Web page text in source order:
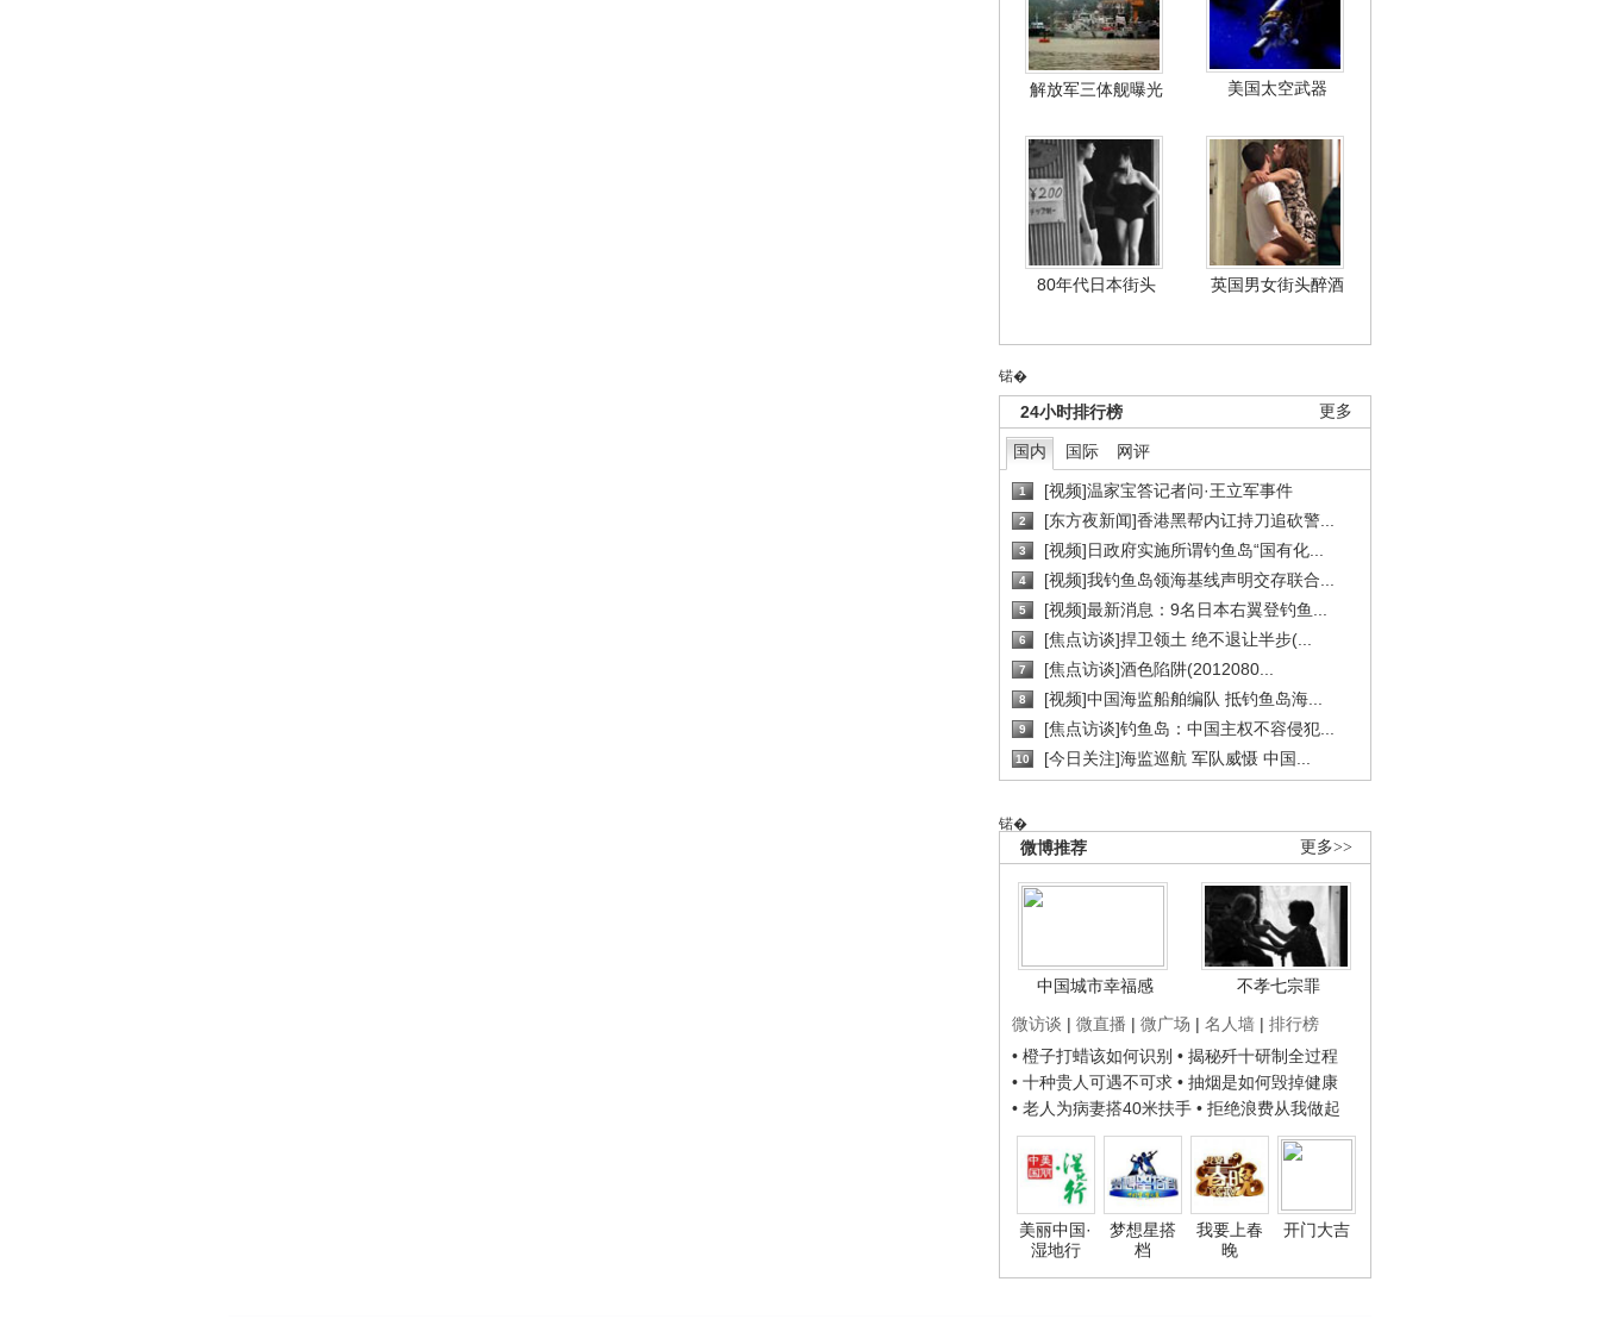
解放军三体舰曝光 美国太空武器
80年代日本街头 英国男女街头醉酒
锘�
更多
24小时排行榜
国内 国际 网评
1 [视频]温家宝答记者问·王立军事件
2 [东方夜新闻]香港黑帮内讧持刀追砍警...
3 [视频]日政府实施所谓钓鱼岛“国有化...
4 [视频]我钓鱼岛领海基线声明交存联合...
5 [视频]最新消息：9名日本右翼登钓鱼...
6 [焦点访谈]捍卫领土 绝不退让半步(...
7 [焦点访谈]酒色陷阱(2012080...
8 [视频]中国海监船舶编队 抵钓鱼岛海...
9 [焦点访谈]钓鱼岛：中国主权不容侵犯...
10 [今日关注]海监巡航 军队威慑 中国...
锘�
更多>>
微博推荐
中国城市幸福感
不孝七宗罪
微访谈 | 微直播 | 微广场 | 名人墙 | 排行榜
• 橙子打蜡该如何识别 • 揭秘歼十研制全过程
• 十种贵人可遇不可求 • 抽烟是如何毁掉健康
• 老人为病妻搭40米扶手 • 拒绝浪费从我做起
美丽中国·
湿地行
梦想星搭
档
我要上春
晚
开门大吉